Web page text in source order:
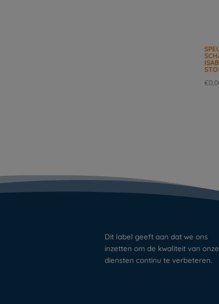
€
Dit label geeft aan dat we ons
inzetten om de kwaliteit van onze
diensten continu te verbeteren.